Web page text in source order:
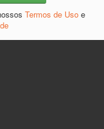
Termos de Uso e